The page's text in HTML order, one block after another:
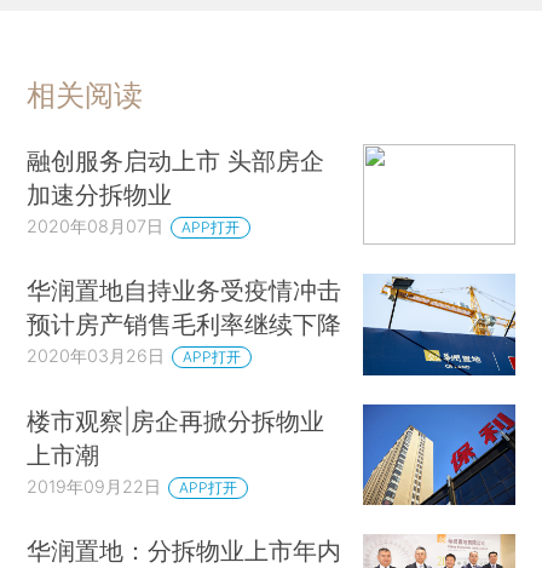
相关阅读
融创服务启动上市 头部房企
加速分拆物业
2020年08月07日 APP打开
华润置地自持业务受疫情冲击
预计房产销售毛利率继续下降
2020年03月26日 APP打开
楼市观察|房企再掀分拆物业
上市潮
2019年09月22日 APP打开
华润置地：分拆物业上市年内